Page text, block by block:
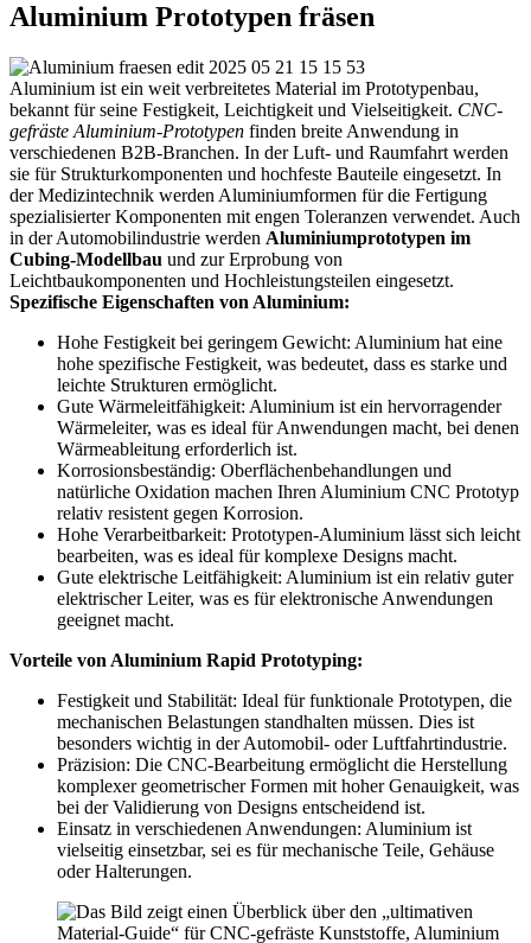
Aluminium Prototypen fräsen
Aluminium ist ein weit verbreitetes Material im Prototypenbau,
bekannt für seine Festigkeit, Leichtigkeit und Vielseitigkeit. CNC-
gefräste Aluminium-Prototypen finden breite Anwendung in
verschiedenen B2B-Branchen. In der Luft- und Raumfahrt werden
sie für Strukturkomponenten und hochfeste Bauteile eingesetzt. In
der Medizintechnik werden Aluminiumformen für die Fertigung
spezialisierter Komponenten mit engen Toleranzen verwendet. Auch
in der Automobilindustrie werden Aluminiumprototypen im
Cubing-Modellbau und zur Erprobung von
Leichtbaukomponenten und Hochleistungsteilen eingesetzt.
Spezifische Eigenschaften von Aluminium:
Hohe Festigkeit bei geringem Gewicht: Aluminium hat eine
hohe spezifische Festigkeit, was bedeutet, dass es starke und
leichte Strukturen ermöglicht.
Gute Wärmeleitfähigkeit: Aluminium ist ein hervorragender
Wärmeleiter, was es ideal für Anwendungen macht, bei denen
Wärmeableitung erforderlich ist.
Korrosionsbeständig: Oberflächenbehandlungen und
natürliche Oxidation machen Ihren Aluminium CNC Prototyp
relativ resistent gegen Korrosion.
Hohe Verarbeitbarkeit: Prototypen-Aluminium lässt sich leicht
bearbeiten, was es ideal für komplexe Designs macht.
Gute elektrische Leitfähigkeit: Aluminium ist ein relativ guter
elektrischer Leiter, was es für elektronische Anwendungen
geeignet macht.
Vorteile von Aluminium Rapid Prototyping:
Festigkeit und Stabilität: Ideal für funktionale Prototypen, die
mechanischen Belastungen standhalten müssen. Dies ist
besonders wichtig in der Automobil- oder Luftfahrtindustrie.
Präzision: Die CNC-Bearbeitung ermöglicht die Herstellung
komplexer geometrischer Formen mit hoher Genauigkeit, was
bei der Validierung von Designs entscheidend ist.
Einsatz in verschiedenen Anwendungen: Aluminium ist
vielseitig einsetzbar, sei es für mechanische Teile, Gehäuse
oder Halterungen.